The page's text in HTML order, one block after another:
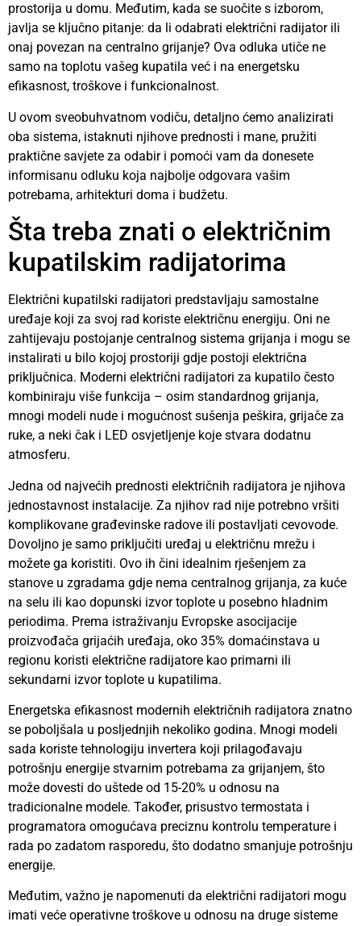
prostorija u domu. Međutim, kada se suočite s izborom,
javlja se ključno pitanje: da li odabrati električni radijator ili
onaj povezan na centralno grijanje? Ova odluka utiče ne
samo na toplotu vašeg kupatila već i na energetsku
efikasnost, troškove i funkcionalnost.
U ovom sveobuhvatnom vodiču, detaljno ćemo analizirati
oba sistema, istaknuti njihove prednosti i mane, pružiti
praktične savjete za odabir i pomoći vam da donesete
informisanu odluku koja najbolje odgovara vašim
potrebama, arhitekturi doma i budžetu.
Šta treba znati o električnim
kupatilskim radijatorima
Električni kupatilski radijatori predstavljaju samostalne
uređaje koji za svoj rad koriste električnu energiju. Oni ne
zahtijevaju postojanje centralnog sistema grijanja i mogu se
instalirati u bilo kojoj prostoriji gdje postoji električna
priključnica. Moderni električni radijatori za kupatilo često
kombiniraju više funkcija – osim standardnog grijanja,
mnogi modeli nude i mogućnost sušenja peškira, grijače za
ruke, a neki čak i LED osvjetljenje koje stvara dodatnu
atmosferu.
Jedna od najvećih prednosti električnih radijatora je njihova
jednostavnost instalacije. Za njihov rad nije potrebno vršiti
komplikovane građevinske radove ili postavljati cevovode.
Dovoljno je samo priključiti uređaj u električnu mrežu i
možete ga koristiti. Ovo ih čini idealnim rješenjem za
stanove u zgradama gdje nema centralnog grijanja, za kuće
na selu ili kao dopunski izvor toplote u posebno hladnim
periodima. Prema istraživanju Evropske asocijacije
proizvođača grijaćih uređaja, oko 35% domaćinstava u
regionu koristi električne radijatore kao primarni ili
sekundarni izvor toplote u kupatilima.
Energetska efikasnost modernih električnih radijatora znatno
se poboljšala u posljednjih nekoliko godina. Mnogi modeli
sada koriste tehnologiju invertera koji prilagođavaju
potrošnju energije stvarnim potrebama za grijanjem, što
može dovesti do uštede od 15-20% u odnosu na
tradicionalne modele. Također, prisustvo termostata i
programatora omogućava preciznu kontrolu temperature i
rada po zadatom rasporedu, što dodatno smanjuje potrošnju
energije.
Međutim, važno je napomenuti da električni radijatori mogu
imati veće operativne troškove u odnosu na druge sisteme